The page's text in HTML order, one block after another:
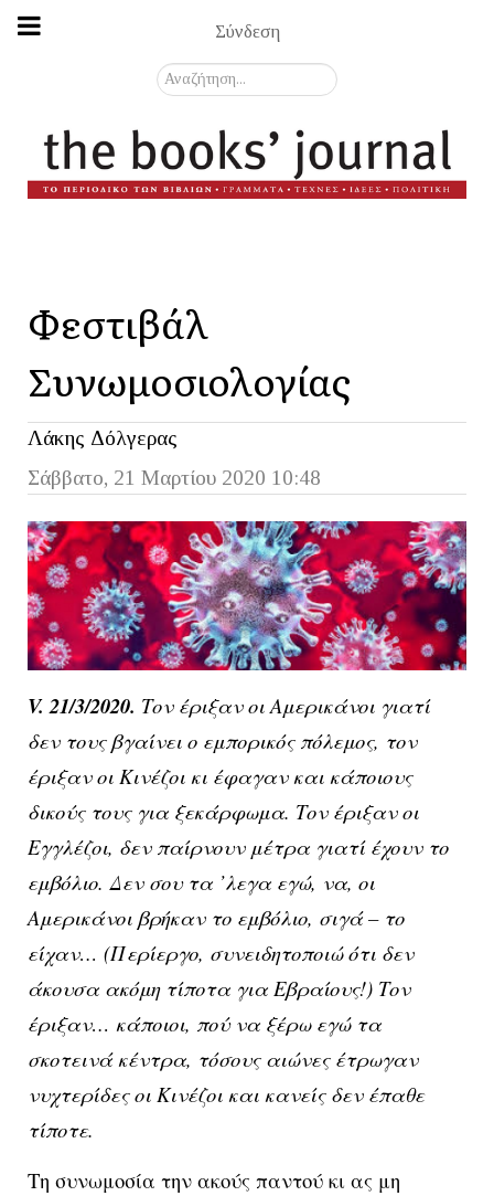
Σύνδεση
Αναζήτηση...
Φεστιβάλ
Συνωμοσιολογίας
Λάκης Δόλγερας
Σάββατο, 21 Μαρτίου 2020 10:48
V. 21/3/2020. Τον έριξαν οι Αμερικάνοι γιατί
δεν τους βγαίνει ο εμπορικός πόλεμος, τον
έριξαν οι Κινέζοι κι έφαγαν και κάποιους
δικούς τους για ξεκάρφωμα. Τον έριξαν οι
Εγγλέζοι, δεν παίρνουν μέτρα γιατί έχουν το
εμβόλιο. Δεν σου τα ’λεγα εγώ, να, οι
Αμερικάνοι βρήκαν το εμβόλιο, σιγά – το
είχαν… (Περίεργο, συνειδητοποιώ ότι δεν
άκουσα ακόμη τίποτα για Εβραίους!) Τον
έριξαν… κάποιοι, πού να ξέρω εγώ τα
σκοτεινά κέντρα, τόσους αιώνες έτρωγαν
νυχτερίδες οι Κινέζοι και κανείς δεν έπαθε
τίποτε.
Τη συνωμοσία την ακούς παντού κι ας μη